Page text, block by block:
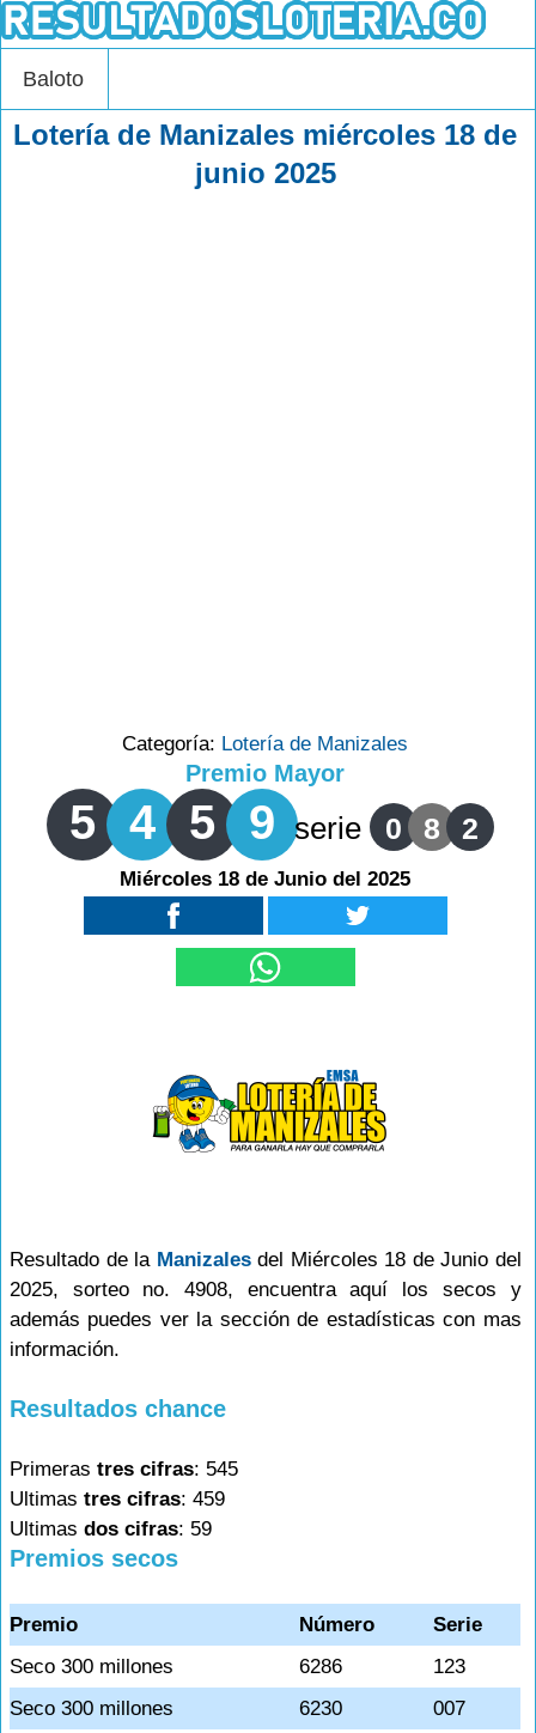
Baloto
Lotería de Manizales miércoles 18 de
junio 2025
Categoría: Lotería de Manizales
Premio Mayor
5 4 5 9 serie 0 8 2
Miércoles 18 de Junio del 2025
Resultado de la Manizalesdel Miércoles 18 de Junio del
2025, sorteo no. 4908, encuentra aquí los secos y
además puedes ver la sección de estadísticas con mas
información.
Resultados chance
Primeras tres cifras: 545
Ultimas tres cifras: 459
Ultimas dos cifras: 59
Premios secos
Premio Número
Serie
Seco 300 millones
6286
123
Seco 300 millones
6230
007